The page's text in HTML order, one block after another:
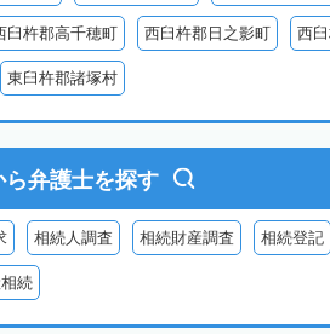
臼杵郡高千穂町 西臼杵郡日之影町 西
東臼杵郡諸塚村
弁護士を探す
相続人調査 相続財産調査 相続登記
続